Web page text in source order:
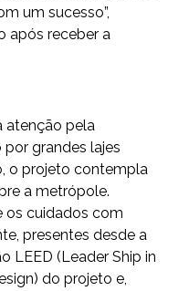
um sucesso”,
após receber a
atenção pela
grandes lajes
o projeto contempla
a metrópole.
os cuidados com
presentes desde a
LEED (Leader Ship in
do projeto e,